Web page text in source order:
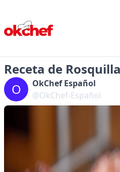
Receta de
O
OkChef Español
@OkChef-Español